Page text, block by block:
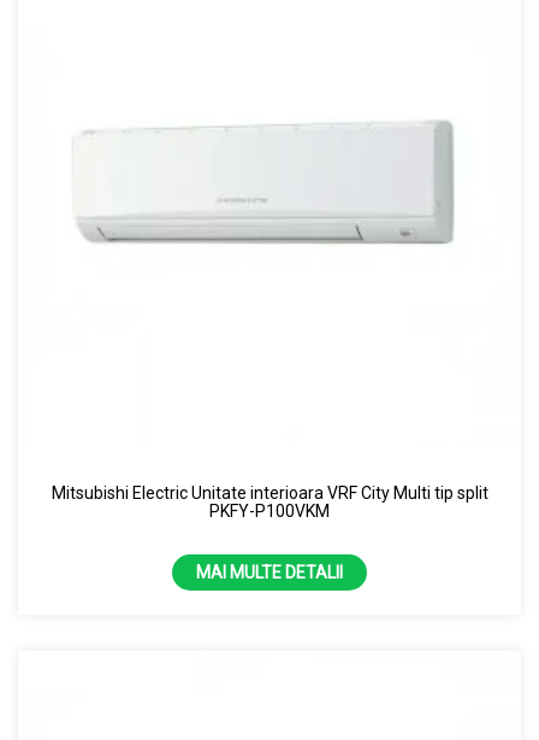
Mitsubishi Electric Unitate interioara VRF City Multi tip split
PKFY-P100VKM
MAI MULTE DETALII